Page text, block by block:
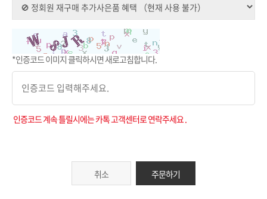
*인증코드 이미지 클릭하시면 새로고침합니다.
인증코드 계속 틀릴시에는 카톡 고객센터로 연락주세요 .
취소 주문하기